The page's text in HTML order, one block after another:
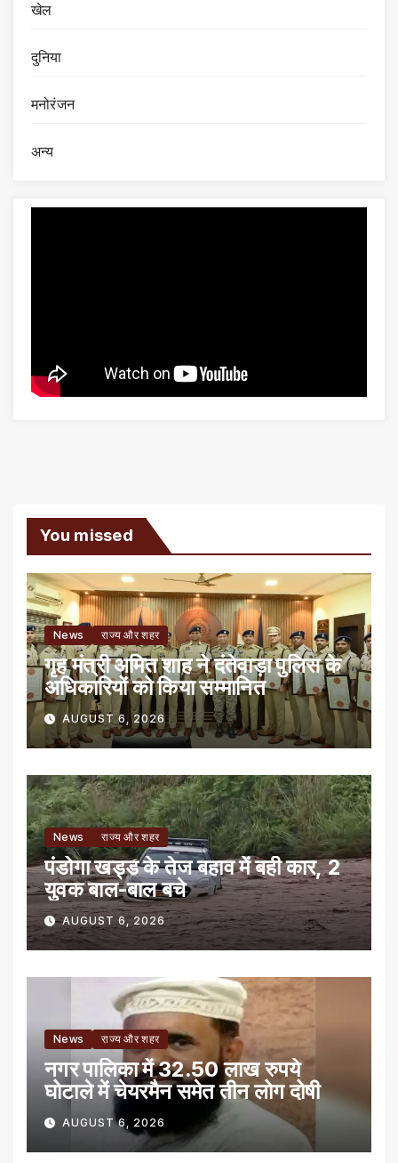
खेल
दुनिया
मनोरंजन
अन्य
You missed
News राज्य और शहर
गृह मंत्री अमित शाह ने दंतेवाड़ा पुलिस के
अधिकारियों को किया सम्मानित
AUGUST 6, 2026
News राज्य और शहर
पंडोगा खड्ड के तेज बहाव में बही कार, 2
युवक बाल-बाल बचे
AUGUST 6, 2026
News राज्य और शहर
नगर पालिका में 32.50 लाख रुपये
घोटाले में चेयरमैन समेत तीन लोग दोषी
AUGUST 6, 2026